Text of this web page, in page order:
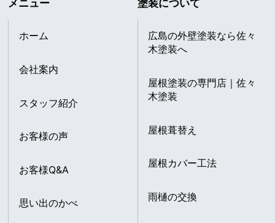
メニュー
ホーム
会社案内
スタッフ紹介
お客様の声
お客様Q&A
思い出のかべ
塗装について
広島の外壁塗装なら佐々
木塗装へ
屋根塗装の専門店｜佐々
木塗装
屋根葺替え
屋根カバー工法
雨樋の交換